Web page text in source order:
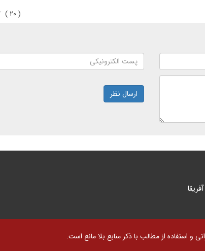
( ۲۰ )
ارسال نظر
و استفاده از مطالب با ذکر منابع بلا مانع است.